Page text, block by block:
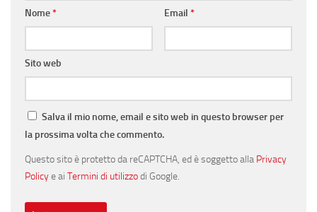
Nome* Email *
Sito web
Salva il mio nome, email e sito web in questo browser per
la prossima volta che commento.
Questo sito è protetto da reCAPTCHA, ed è soggetto alla Privacy
Policye ai Termini di utilizzodi Google.